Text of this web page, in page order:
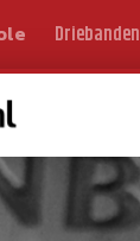
Driebanden